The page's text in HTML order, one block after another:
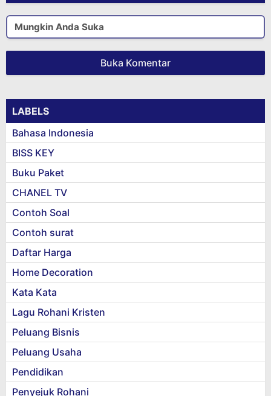
Mungkin Anda Suka
Buka Komentar
LABELS
Bahasa Indonesia
BISS KEY
Buku Paket
CHANEL TV
Contoh Soal
Contoh surat
Daftar Harga
Home Decoration
Kata Kata
Lagu Rohani Kristen
Peluang Bisnis
Peluang Usaha
Pendidikan
Penyejuk Rohani